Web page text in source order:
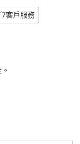
客戶服務